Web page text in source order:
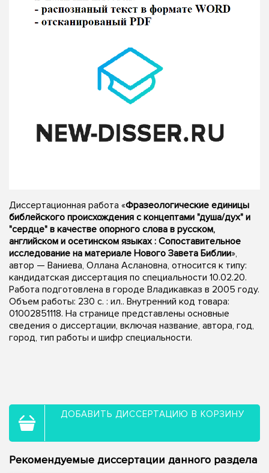
Диссертационная работа «Фразеологические единицы
библейского происхождения с концептами "душа/дух" и
"сердце" в качестве опорного слова в русском,
английском и осетинском языках : Сопоставительное
исследование на материале Нового Завета Библии»,
автор — Ваниева, Оллана Аслановна, относится к типу:
кандидатская диссертация по специальности 10.02.20.
Работа подготовлена в городе Владикавказ в 2005 году.
Объем работы: 230 с. : ил.. Внутренний код товара:
01002851118. На странице представлены основные
сведения о диссертации, включая название, автора, год,
город, тип работы и шифр специальности.
ДОБАВИТЬ ДИССЕРТАЦИЮ В КОРЗИНУ
Рекомендуемые диссертации данного раздела